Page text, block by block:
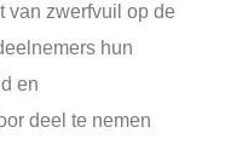
van zwerfvuil op de
hun
en
deel te nemen